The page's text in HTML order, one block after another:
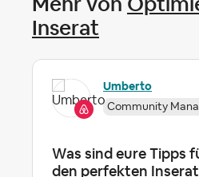
Inserat
Umberto
Community
Was sind eure Tipps
den perfekten